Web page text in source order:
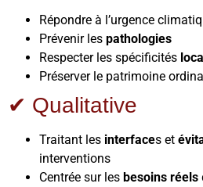
Répondre à l’urgence
Prévenir les pathologies
Respecter les spécificités
Préserver le patrimoine
✔ Qualitative
Traitant les interfaces et
interventions
Centrée sur les besoins réels